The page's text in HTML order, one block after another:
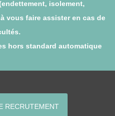
isolement,
vous faire assister en cas de
hors standard automatique
RECRUTEMENT